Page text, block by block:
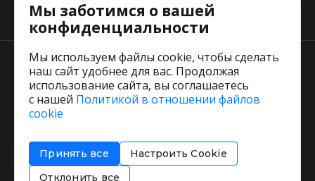
Тарифы
Пользовательское соглашение
Соглашение об информировании
Политика использования cookies
Мы заботимся о вашей
конфиденциальности
Мы используем файлы cookie, чтобы сделать
наш сайт удобнее для вас. Продолжая
использование сайта, вы соглашаетесь
с нашей Политикой в отношении файлов
cookie
Принять все
Настроить Cookie
Отклонить все